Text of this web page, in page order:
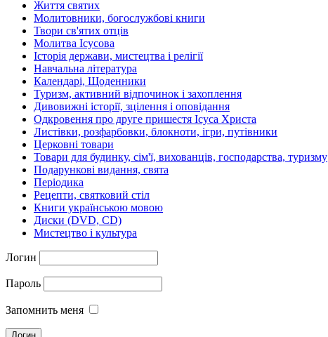
Життя святих
Молитовники, богослужбові книги
Твори св'ятих отців
Молитва Ісусова
Історія держави, мистецтва і релігії
Навчальна література
Календарі, Щоденники
Туризм, активний відпочинок і захоплення
Дивовижні історії, зцілення і оповідання
Одкровення про друге пришестя Ісуса Христа
Листівки, розфарбовки, блокноти, ігри, путівники
Церковні товари
Товари для будинку, сім'ї, вихованців, господарства, туризму
Подарункові видання, свята
Періодика
Рецепти, святковий стіл
Книги українською мовою
Диски (DVD, CD)
Мистецтво і культура
Логин
Пароль
Запомнить меня